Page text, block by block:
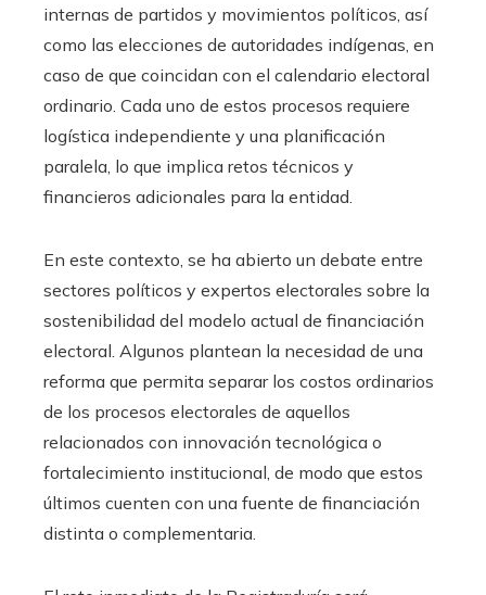
internas de partidos y movimientos políticos, así
como las elecciones de autoridades indígenas, en
caso de que coincidan con el calendario electoral
ordinario. Cada uno de estos procesos requiere
logística independiente y una planificación
paralela, lo que implica retos técnicos y
financieros adicionales para la entidad.
En este contexto, se ha abierto un debate entre
sectores políticos y expertos electorales sobre la
sostenibilidad del modelo actual de financiación
electoral. Algunos plantean la necesidad de una
reforma que permita separar los costos ordinarios
de los procesos electorales de aquellos
relacionados con innovación tecnológica o
fortalecimiento institucional, de modo que estos
últimos cuenten con una fuente de financiación
distinta o complementaria.